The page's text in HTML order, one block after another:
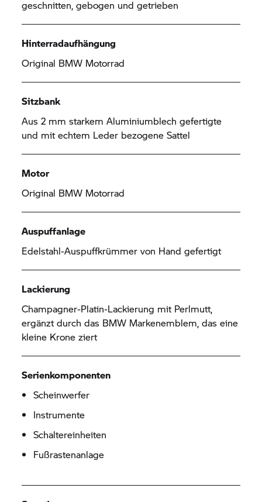
geschnitten, gebogen und getrieben
Hinterradaufhängung
Original BMW Motorrad
Sitzbank
Aus 2 mm starkem Aluminiumblech gefertigte
und mit echtem Leder bezogene Sattel
Motor
Original BMW Motorrad
Auspuffanlage
Edelstahl-Auspuffkrümmer von Hand gefertigt
Lackierung
Champagner-Platin-Lackierung mit Perlmutt,
ergänzt durch das BMW Markenemblem, das eine
kleine Krone ziert
Serienkomponenten
Scheinwerfer
Instrumente
Schaltereinheiten
Fußrastenanlage